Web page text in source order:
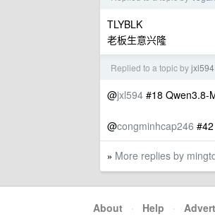
TLYBLK
老板生意兴隆
Replied to a topic byjxl594
@jxl594 #18 Qwen3.8-
@congminhcap246
» More replies by
About · Help ·